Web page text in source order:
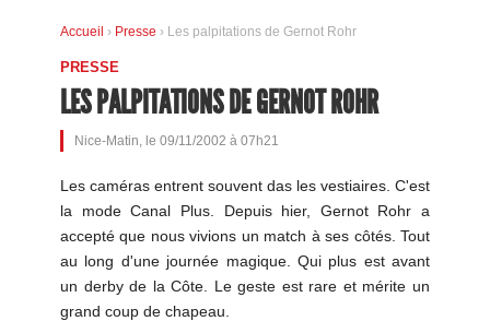
Accueil › Presse › Les palpitations de Gernot Rohr
PRESSE
LES PALPITATIONS DE GERNOT ROHR
Nice-Matin, le 09/11/2002 à 07h21
Les caméras entrent souvent das les vestiaires. C'est
la mode Canal Plus. Depuis hier, Gernot Rohr a
accepté que nous vivions un match à ses côtés. Tout
au long d'une journée magique. Qui plus est avant
un derby de la Côte. Le geste est rare et mérite un
grand coup de chapeau.